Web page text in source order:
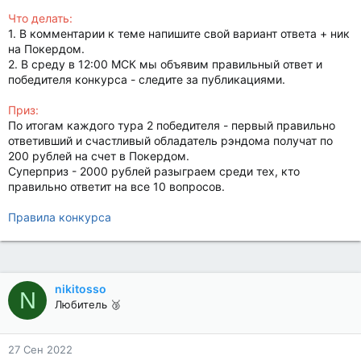
Что делать:
1. В комментарии к теме напишите свой вариант ответа + ник
на Покердом.
2. В среду в 12:00 МСК мы объявим правильный ответ и
победителя конкурса - следите за публикациями.
Приз:
По итогам каждого тура 2 победителя - первый правильно
ответивший и счастливый обладатель рэндома получат по
200 рублей на счет в Покердом.
Суперприз - 2000 рублей разыграем среди теx, кто
правильно ответит на все 10 вопросов.
Правила конкурса
N nikitosso
Любитель 🥉
27 Сен 2022